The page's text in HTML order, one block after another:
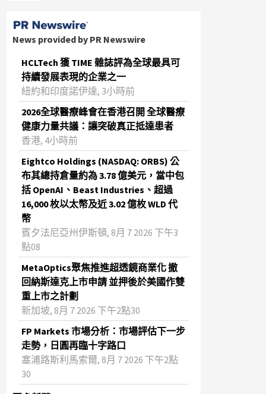
News provided by PR Newswire
HCLTech 獲 TIME 雜誌評為全球最具可
持續發展表現的企業之一
紐約和印度諾伊達, 3小時前
2026全球醫療峰會在香港召開 全球醫療
健康力量共議：讓突破真正抵達患者
香港, 4小時前
Eightco Holdings (NASDAQ: ORBS) 公
布其總持倉量約為 3.78 億美元，當中包
括 OpenAI、Beast Industries、超過
16,000 枚以太幣及近 3.02 億枚 WLD 代
幣
賓夕法尼亞州伊斯頓, 8月 7 2026 下午3
點08
MetaOptics聚焦推進超透鏡商業化 撤
回納斯達克上市申請 並押後於美國作雙
重上市之計劃
新加坡, 8月 7 2026 下午2點30
FP Markets 市場分析：市場評估下一步
走勢，日圓再臨十字路口
塞浦路斯利馬索爾, 8月 7 2026 下午2點
30